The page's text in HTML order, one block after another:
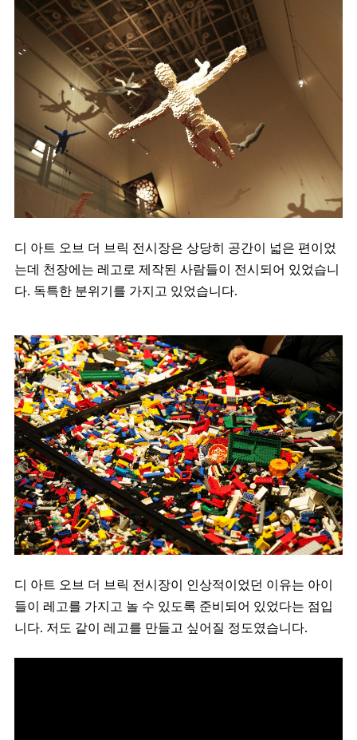
디 아트 오브 더 브릭 전시장은 상당히 공간이 넓은 편이었
는데 천장에는 레고로 제작된 사람들이 전시되어 있었습니
다. 독특한 분위기를 가지고 있었습니다.
디 아트 오브 더 브릭 전시장이 인상적이었던 이유는 아이
들이 레고를 가지고 놀 수 있도록 준비되어 있었다는 점입
니다. 저도 같이 레고를 만들고 싶어질 정도였습니다.